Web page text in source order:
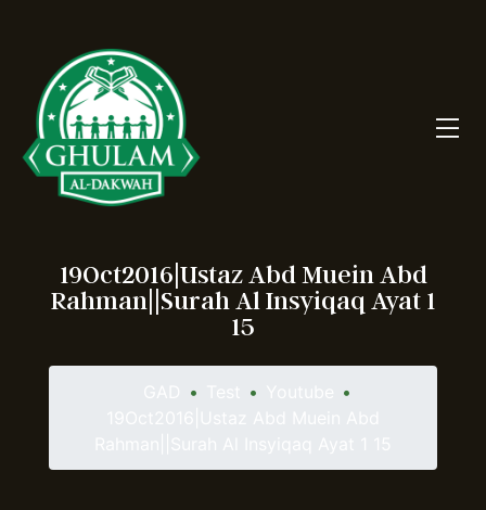
19Oct2016|Ustaz Abd Muein Abd
Rahman||Surah Al Insyiqaq Ayat 1
15
• •
•